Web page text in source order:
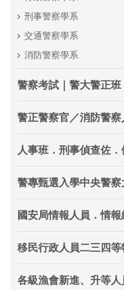
刑事警察學系
交通警察學系
消防警察學系
警察考試｜警大警正
警正警察官／消防警
人事班．刑事偵查佐
警專甄選入學中央警
國安局情報人員．情報
移民行政人員二三四等
各級漁會新進、升等人